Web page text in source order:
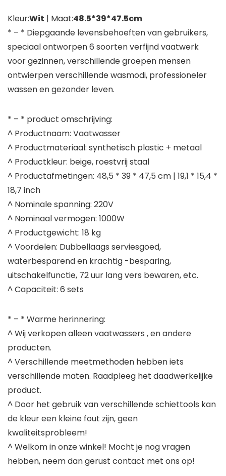
Kleur:Wit | Maat:48.5*39*47.5cm
* – * Diepgaande levensbehoeften van gebruikers,
speciaal ontworpen 6 soorten verfijnd vaatwerk
voor gezinnen, verschillende groepen mensen
ontwierpen verschillende wasmodi, professioneler
wassen en gezonder leven.
* – * product omschrijving:
^ Productnaam: Vaatwasser
^ Productmateriaal: synthetisch plastic + metaal
^ Productkleur: beige, roestvrij staal
^ Productafmetingen: 48,5 * 39 * 47,5 cm | 19,1 * 15,4 *
18,7 inch
^ Nominale spanning: 220V
^ Nominaal vermogen: 1000W
^ Productgewicht: 18 kg
^ Voordelen: Dubbellaags serviesgoed,
waterbesparend en krachtig -besparing,
uitschakelfunctie, 72 uur lang vers bewaren, etc.
^ Capaciteit: 6 sets
* – * Warme herinnering:
^ Wij verkopen alleen vaatwassers , en andere
producten.
^ Verschillende meetmethoden hebben iets
verschillende maten. Raadpleeg het daadwerkelijke
product.
^ Door het gebruik van verschillende schiettools kan
de kleur een kleine fout zijn, geen
kwaliteitsprobleem!
^ Welkom in onze winkel! Mocht je nog vragen
hebben, neem dan gerust contact met ons op!